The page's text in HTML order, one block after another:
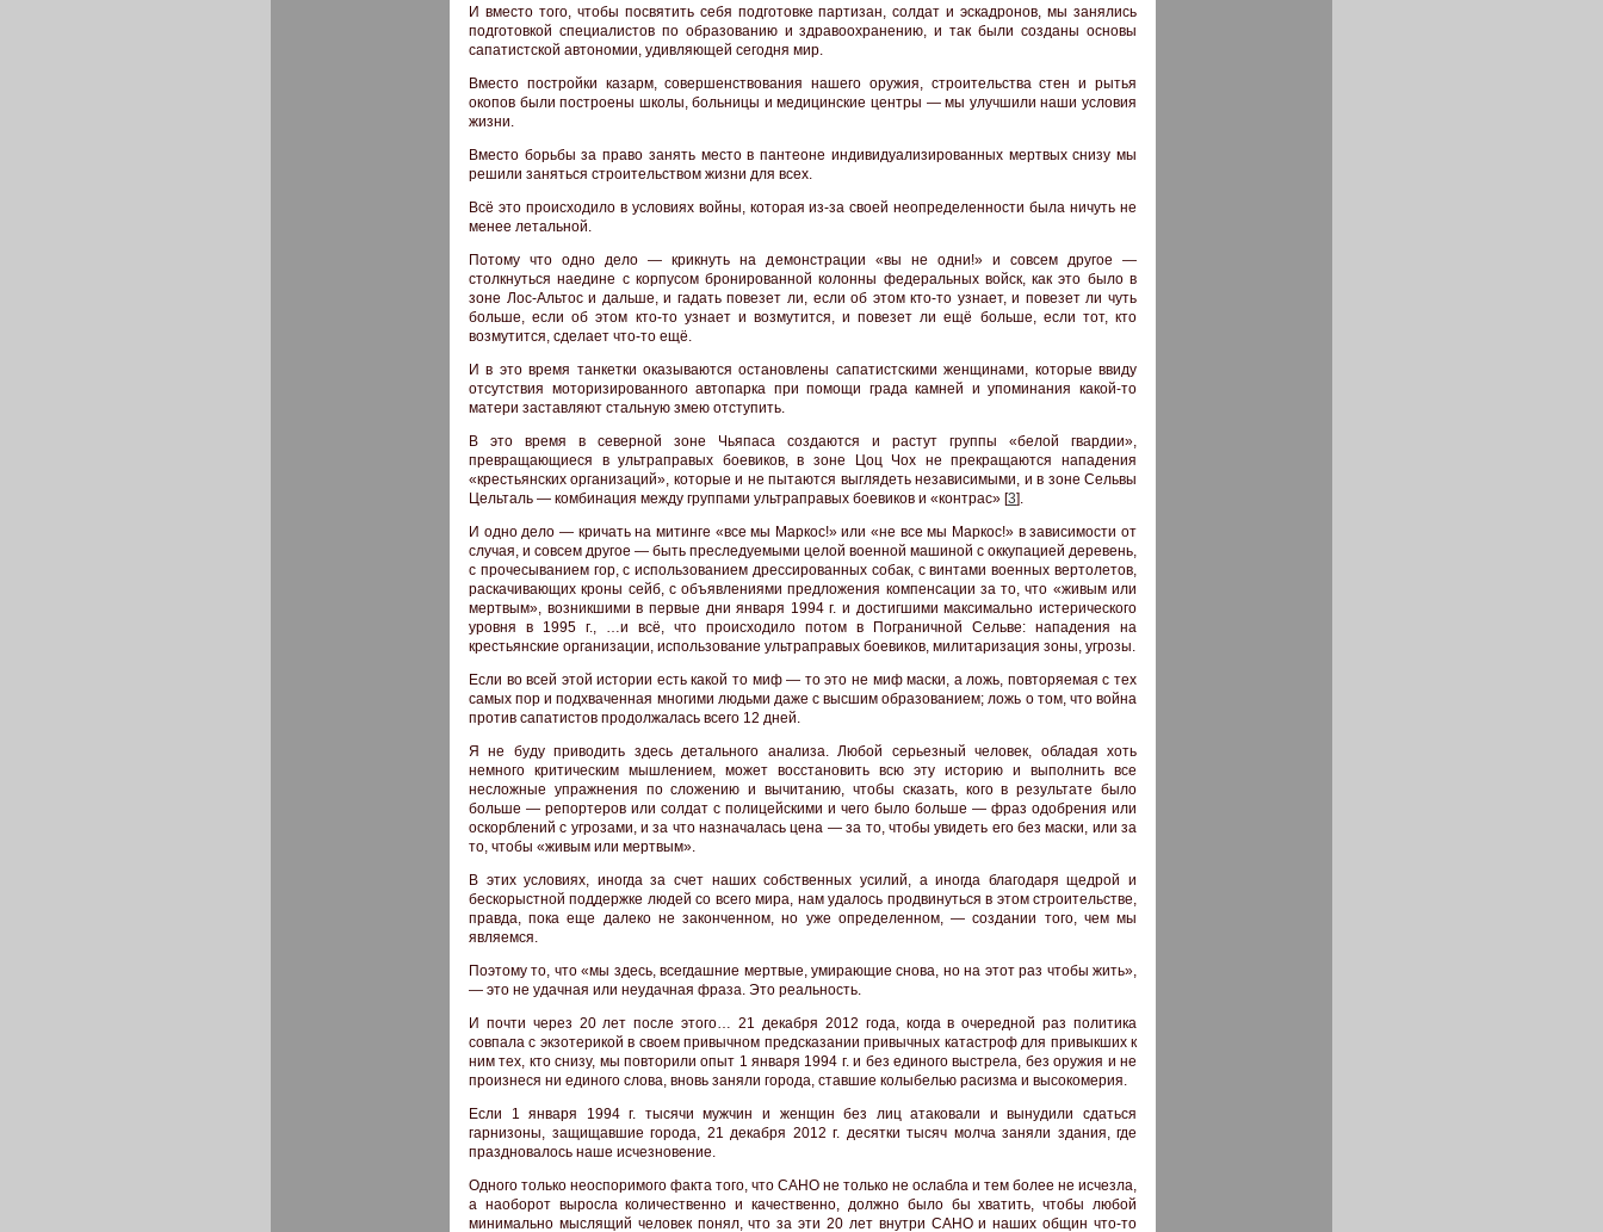
И вместо того, чтобы посвятить себя подготовке партизан, солдат и эскадронов, мы занялись
подготовкой специалистов по образованию и здравоохранению, и так были созданы основы
сапатистской автономии, удивляющей сегодня мир.
Вместо постройки казарм, совершенствования нашего оружия, строительства стен и рытья
окопов были построены школы, больницы и медицинские центры — мы улучшили наши условия
жизни.
Вместо борьбы за право занять место в пантеоне индивидуализированных мертвых снизу мы
решили заняться строительством жизни для всех.
Всё это происходило в условиях войны, которая из-за своей неопределенности была ничуть не
менее летальной.
Потому что одно дело — крикнуть на демонстрации «вы не одни!» и совсем другое —
столкнуться наедине с корпусом бронированной колонны федеральных войск, как это было в
зоне Лос-Альтос и дальше, и гадать повезет ли, если об этом кто-то узнает, и повезет ли чуть
больше, если об этом кто-то узнает и возмутится, и повезет ли ещё больше, если тот, кто
возмутится, сделает что-то ещё.
И в это время танкетки оказываются остановлены сапатистскими женщинами, которые ввиду
отсутствия моторизированного автопарка при помощи града камней и упоминания какой-то
матери заставляют стальную змею отступить.
В это время в северной зоне Чьяпаса создаются и растут группы «белой гвардии»,
превращающиеся в ультраправых боевиков, в зоне Цоц Чох не прекращаются нападения
«крестьянских организаций», которые и не пытаются выглядеть независимыми, и в зоне Сельвы
Цельталь — комбинация между группами ультраправых боевиков и «контрас» [3].
И одно дело — кричать на митинге «все мы Маркос!» или «не все мы Маркос!» в зависимости от
случая, и совсем другое — быть преследуемыми целой военной машиной с оккупацией деревень,
с прочесыванием гор, с использованием дрессированных собак, с винтами военных вертолетов,
раскачивающих кроны сейб, с объявлениями предложения компенсации за то, что «живым или
мертвым», возникшими в первые дни января 1994 г. и достигшими максимально истерического
уровня в 1995 г., …и всё, что происходило потом в Пограничной Сельве: нападения на
крестьянские организации, использование ультраправых боевиков, милитаризация зоны, угрозы.
Если во всей этой истории есть какой то миф — то это не миф маски, а ложь, повторяемая с тех
самых пор и подхваченная многими людьми даже с высшим образованием; ложь о том, что война
против сапатистов продолжалась всего 12 дней.
Я не буду приводить здесь детального анализа. Любой серьезный человек, обладая хоть
немного критическим мышлением, может восстановить всю эту историю и выполнить все
несложные упражнения по сложению и вычитанию, чтобы сказать, кого в результате было
больше — репортеров или солдат с полицейскими и чего было больше — фраз одобрения или
оскорблений с угрозами, и за что назначалась цена — за то, чтобы увидеть его без маски, или за
то, чтобы «живым или мертвым».
В этих условиях, иногда за счет наших собственных усилий, а иногда благодаря щедрой и
бескорыстной поддержке людей со всего мира, нам удалось продвинуться в этом строительстве,
правда, пока еще далеко не законченном, но уже определенном, — создании того, чем мы
являемся.
Поэтому то, что «мы здесь, всегдашние мертвые, умирающие снова, но на этот раз чтобы жить»,
— это не удачная или неудачная фраза. Это реальность.
И почти через 20 лет после этого… 21 декабря 2012 года, когда в очередной раз политика
совпала с экзотерикой в своем привычном предсказании привычных катастроф для привыкших к
ним тех, кто снизу, мы повторили опыт 1 января 1994 г. и без единого выстрела, без оружия и не
произнеся ни единого слова, вновь заняли города, ставшие колыбелью расизма и высокомерия.
Если 1 января 1994 г. тысячи мужчин и женщин без лиц атаковали и вынудили сдаться
гарнизоны, защищавшие города, 21 декабря 2012 г. десятки тысяч молча заняли здания, где
праздновалось наше исчезновение.
Одного только неоспоримого факта того, что САНО не только не ослабла и тем более не исчезла,
а наоборот выросла количественно и качественно, должно было бы хватить, чтобы любой
минимально мыслящий человек понял, что за эти 20 лет внутри САНО и наших общин что-то